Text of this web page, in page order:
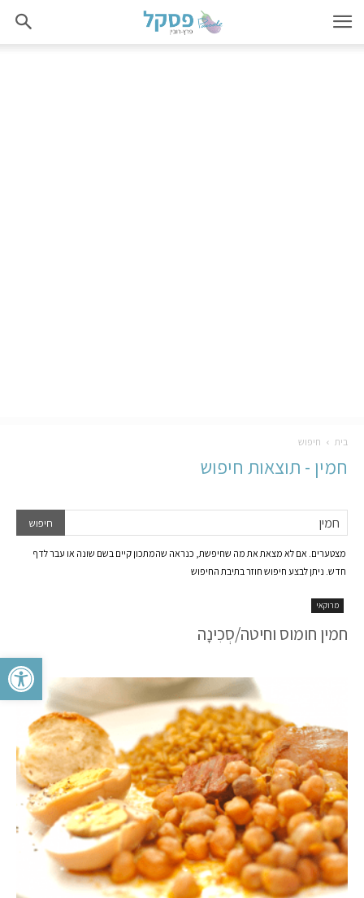
פתח
בית חיפוש
חמין - תוצאות חיפוש
מצטערים. אם לא מצאת את מה שחיפשת, כנראה שהמתכון קיים בשם שונה או עבר לדף
חדש. ניתן לבצע חיפוש חוזר בתיבת החיפוש
מרוקאי
חמין חומוס וחיטה/סְכִינָה